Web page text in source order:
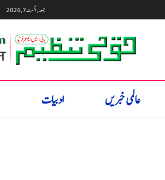
جمعہ, اگست 7, 2026
عالمی خبریں ادبیات